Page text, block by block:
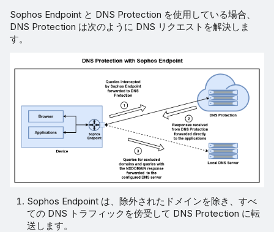
Sophos Endpoint と DNS Protection を使用している場合、
DNS Protection は次のように DNS リクエストを解決しま
す。
Sophos Endpoint は、除外されたドメインを除き、すべ
ての DNS トラフィックを傍受して DNS Protection に転
送します。